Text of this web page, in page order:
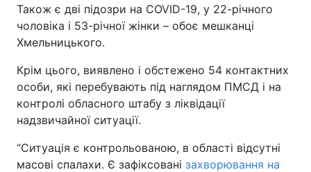
Також є дві підозри на COVID-19, у 22-річного
чоловіка і 53-річної жінки – обоє мешканці
Хмельницького.
Крім цього, виявлено і обстежено 54 контактних
особи, які перебувають під наглядом ПМСД і на
контролі обласного штабу з ліквідації
надзвичайної ситуації.
“Ситуація є контрольованою, в області відсутні
масові спалахи. Є зафіксовані захворювання на